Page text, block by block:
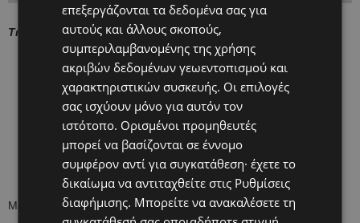
Τι μπορούν να κάνουν οι μέλλουσες μαμάδες
Να πηγαίνουν τακτικά στον γιατρό τους στην εγκυμοσύνη
Να ακολουθούν υγιεινή διατροφή και φυσική δραστηριότητα
Να ενημερώνονται για τις μεθόδους μέτρησης βιολογικής
Να συνεργάζονται με τον γυναικολόγο για εξατομικευμένη
φροντίδα
Με σωστή υποστήριξη, η εγκυμοσύνη μπορεί να περάσει με
επεξεργάζονται τα δεδομένα σας για
αυτούς και άλλους σκοπούς,
συμπεριλαμβανομένης της χρήσης
ακριβών δεδομένων γεωεντοπισμού και
χαρακτηριστικών συσκευής. Οι επιλογές
σας ισχύουν μόνο για αυτόν τον
ιστότοπο. Ορισμένοι προμηθευτές
μπορεί να βασίζονται σε έννομο
συμφέρον αντί για συγκατάθεση· έχετε το
δικαίωμα να αντιταχθείτε στις Ρυθμίσεις
διαφήμισης. Μπορείτε να ανακαλέσετε τη